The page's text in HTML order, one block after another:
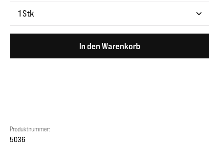
In den Warenkorb
Produktnummer:
5036